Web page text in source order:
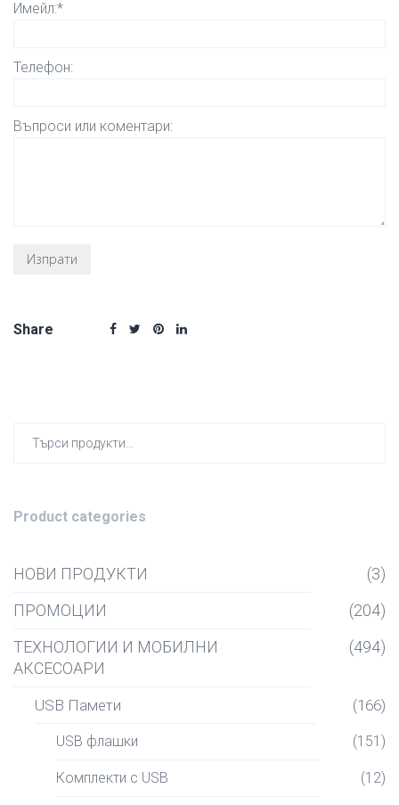
Имейл:*
Телефон:
Въпроси или коментари:
Share
Product categories
НОВИ ПРОДУКТИ
(3)
ПРОМОЦИИ
(204)
ТЕХНОЛОГИИ И МОБИЛНИ
АКСЕСОАРИ
(494)
USB Памети (166)
USB флашки (151)
Комплекти с USB (12)